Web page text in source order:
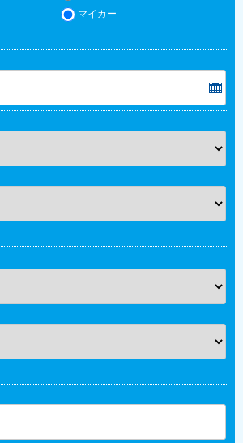
マイカー